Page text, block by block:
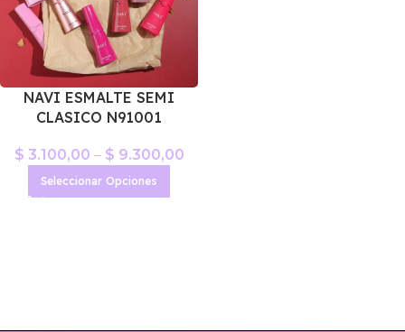
NAVI ESMALTE SEMI
CLASICO N91001
$ 3.100,00 – $ 9.300,00
Seleccionar Opciones